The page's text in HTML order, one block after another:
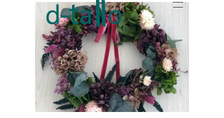
Dtallo - Tienda online de flores